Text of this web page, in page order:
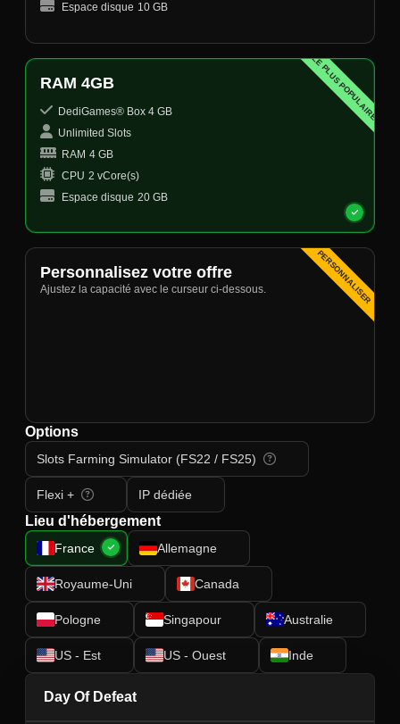
Espace disque 10 GB
LE PLUS POPULAIRE
RAM 4GB
DediGames® Box 4 GB
Unlimited Slots
RAM 4 GB
CPU 2 vCore(s)
Espace disque 20 GB
PERSONNALISER
Personnalisez votre offre
Ajustez la capacité avec le curseur ci-dessous.
Options
Slots Farming Simulator (FS22 / FS25)
Flexi + IP dédiée
Lieu d'hébergement
France Allemagne
Royaume-Uni Canada
Pologne Singapour Australie
US - Est US - Ouest Inde
Day Of Defeat